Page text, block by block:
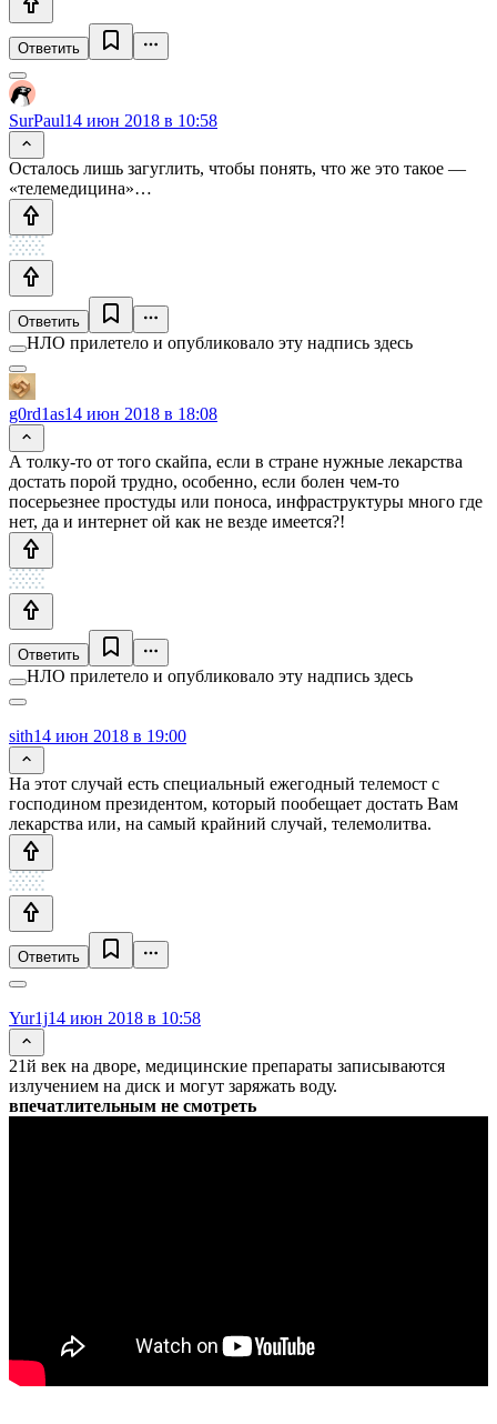
Ответить
SurPaul14 июн 2018 в 10:58
Осталось лишь загуглить, чтобы понять, что же это такое —
«телемедицина»…
Ответить
НЛО прилетело и опубликовало эту надпись здесь
g0rd1as14 июн 2018 в 18:08
А толку-то от того скайпа, если в стране нужные лекарства
достать порой трудно, особенно, если болен чем-то
посерьезнее простуды или поноса, инфраструктуры много где
нет, да и интернет ой как не везде имеется?!
Ответить
НЛО прилетело и опубликовало эту надпись здесь
sith14 июн 2018 в 19:00
На этот случай есть специальный ежегодный телемост с
господином президентом, который пообещает достать Вам
лекарства или, на самый крайний случай, телемолитва.
Ответить
Yur1j14 июн 2018 в 10:58
21й век на дворе, медицинские препараты записываются
излучением на диск и могут заряжать воду.
впечатлительным не смотреть